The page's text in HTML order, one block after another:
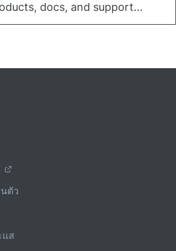
docs, and support...
ตัว
แส